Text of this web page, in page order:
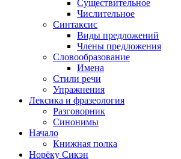
Существительное
Числительное
Синтаксис
Виды предложений
Члены предложения
Словообразование
Имена
Стили речи
Упражнения
Лексика и фразеология
Разговорник
Синонимы
Начало
Книжная полка
Норёку Сикэн